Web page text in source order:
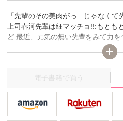
「先輩のその美肉がっ…じゃなく
上司春河先輩は細マッチョ!!:もとも
ど:最近、元気の無い先輩をみて力を
て料理をつくってあげました!!:隠し
れがとれる薬を入れたら:それはい
なってしまった先輩は朝まで私のか
てくれたの▽:あまりの美筋肉にうっ
元気が無いのかまだ気づいてなかっ
電子書籍で買う